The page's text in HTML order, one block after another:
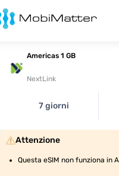
Americas 1 GB
NextLink
7 giorni
Attenzione
Questa eSIM non funziona in